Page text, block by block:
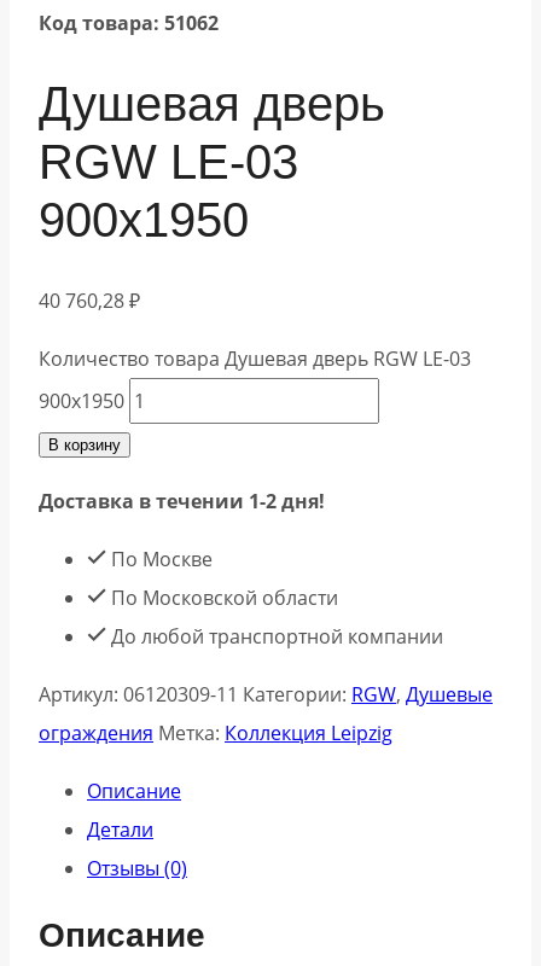
Код товара: 51062
Душевая дверь
RGW LE-03
900х1950
40 760,28₽
Количество товара Душевая дверь RGW LE-03
900х1950
В корзину
Доставка в течении 1-2 дня!
По Москве
По Московской области
До любой транспортной компании
Артикул: 06120309-11 Категории: RGW, Душевые
ограждения Метка: Коллекция Leipzig
Описание
Детали
Отзывы (0)
Описание